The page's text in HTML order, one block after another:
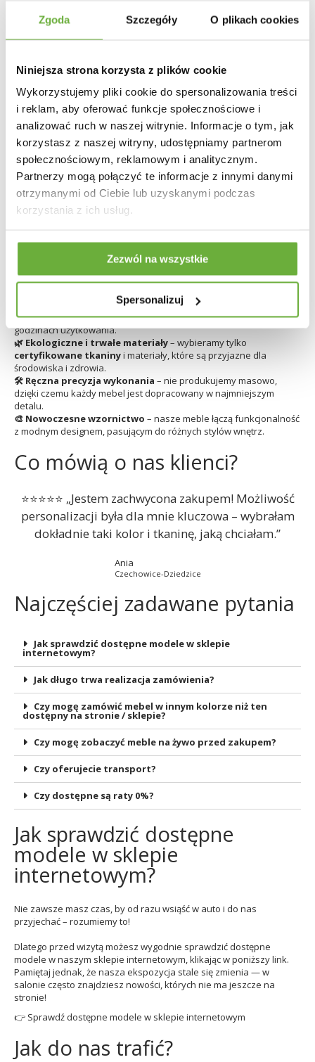
Zgoda Szczegóły O plikach cookies
Niniejsza strona korzysta z plików cookie
Wykorzystujemy pliki cookie do spersonalizowania treści
i reklam, aby oferować funkcje społecznościowe i
analizować ruch w naszej witrynie. Informacje o tym, jak
korzystasz z naszej witryny, udostępniamy partnerom
społecznościowym, reklamowym i analitycznym.
Partnerzy mogą połączyć te informacje z innymi danymi
otrzymanymi od Ciebie lub uzyskanymi podczas
korzystania z ich usług.
Zezwól na wszystkie
Spersonalizuj
Szeroki wybór sof i narożników – od kompaktowych modeli do
małych mieszkań po przestronne narożniki dla dużych rodzin.
Co wyróżnia nasze meble?
🛋️ Komfort i ergonomia– każdy nasz narożnik i sofa są
zaprojektowane tak, aby zapewniały wygodę nawet po wielu
godzinach użytkowania.
🌿 Ekologiczne i trwałe materiały– wybieramy tylko
certyfikowane tkaninyi materiały, które są przyjazne dla
środowiska i zdrowia.
🛠️ Ręczna precyzja wykonania – nie produkujemy masowo,
dzięki czemu każdy mebel jest dopracowany w najmniejszym
detalu.
🎨 Nowoczesne wzornictwo – nasze meble łączą funkcjonalność
z modnym designem, pasującym do różnych stylów wnętrz.
Co mówią o nas klienci?
⭐⭐⭐⭐⭐ „Jestem zachwycona zakupem! Możliwość
personalizacji była dla mnie kluczowa – wybrałam
dokładnie taki kolor i tkaninę, jaką chciałam.”
Ania
Czechowice-Dziedzice
Najczęściej zadawane pytania
Jak sprawdzić dostępne modele w sklepie
internetowym?
Jak długo trwa realizacja zamówienia?
Czy mogę zamówić mebel w innym kolorze niż ten
dostępny na stronie / sklepie?
Czy mogę zobaczyć meble na żywo przed zakupem?
Czy oferujecie transport?
Czy dostępne są raty 0%?
Jak sprawdzić dostępne
modele w sklepie
internetowym?
Nie zawsze masz czas, by od razu wsiąść w auto i do nas
przyjechać – rozumiemy to!
Dlatego przed wizytą możesz wygodnie sprawdzić dostępne
modele w naszym sklepie internetowym, klikając w poniższy link.
Pamiętaj jednak, że nasza ekspozycja stale się zmienia — w
salonie często znajdziesz nowości, których nie ma jeszcze na
stronie!
👉 Sprawdź dostępne modele w sklepie internetowym
Jak do nas trafić?